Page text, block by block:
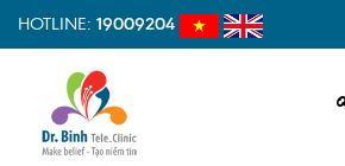
HOTLINE: 19009204